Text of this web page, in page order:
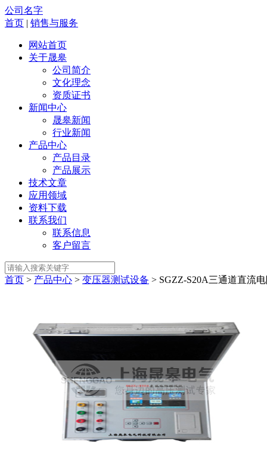
公司名字
首页 | 销售与服务
网站首页
关于晟皋
公司简介
文化理念
资质证书
新闻中心
晟皋新闻
行业新闻
产品中心
产品目录
产品展示
技术文章
应用领域
资料下载
联系我们
联系信息
客户留言
首页 > 产品中心 > 变压器测试设备 > SGZZ-S20A三通道直流